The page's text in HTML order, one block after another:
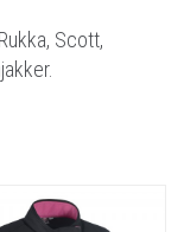
Scott,